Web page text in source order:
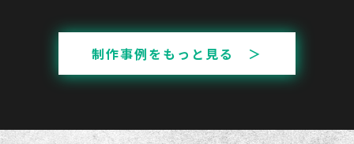
制作事例をもっと見る ＞